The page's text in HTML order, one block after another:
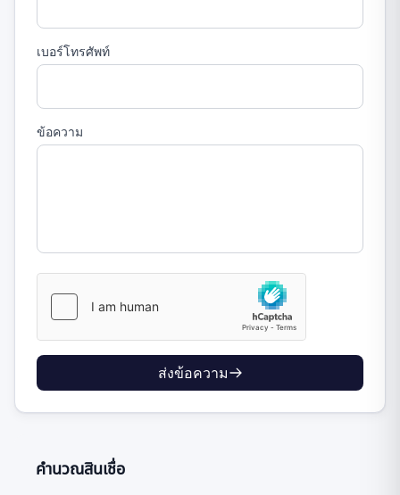
เบอร์โทรศัพท์
ข้อความ
ส่งข้อความ
คำนวณสินเชื่อ